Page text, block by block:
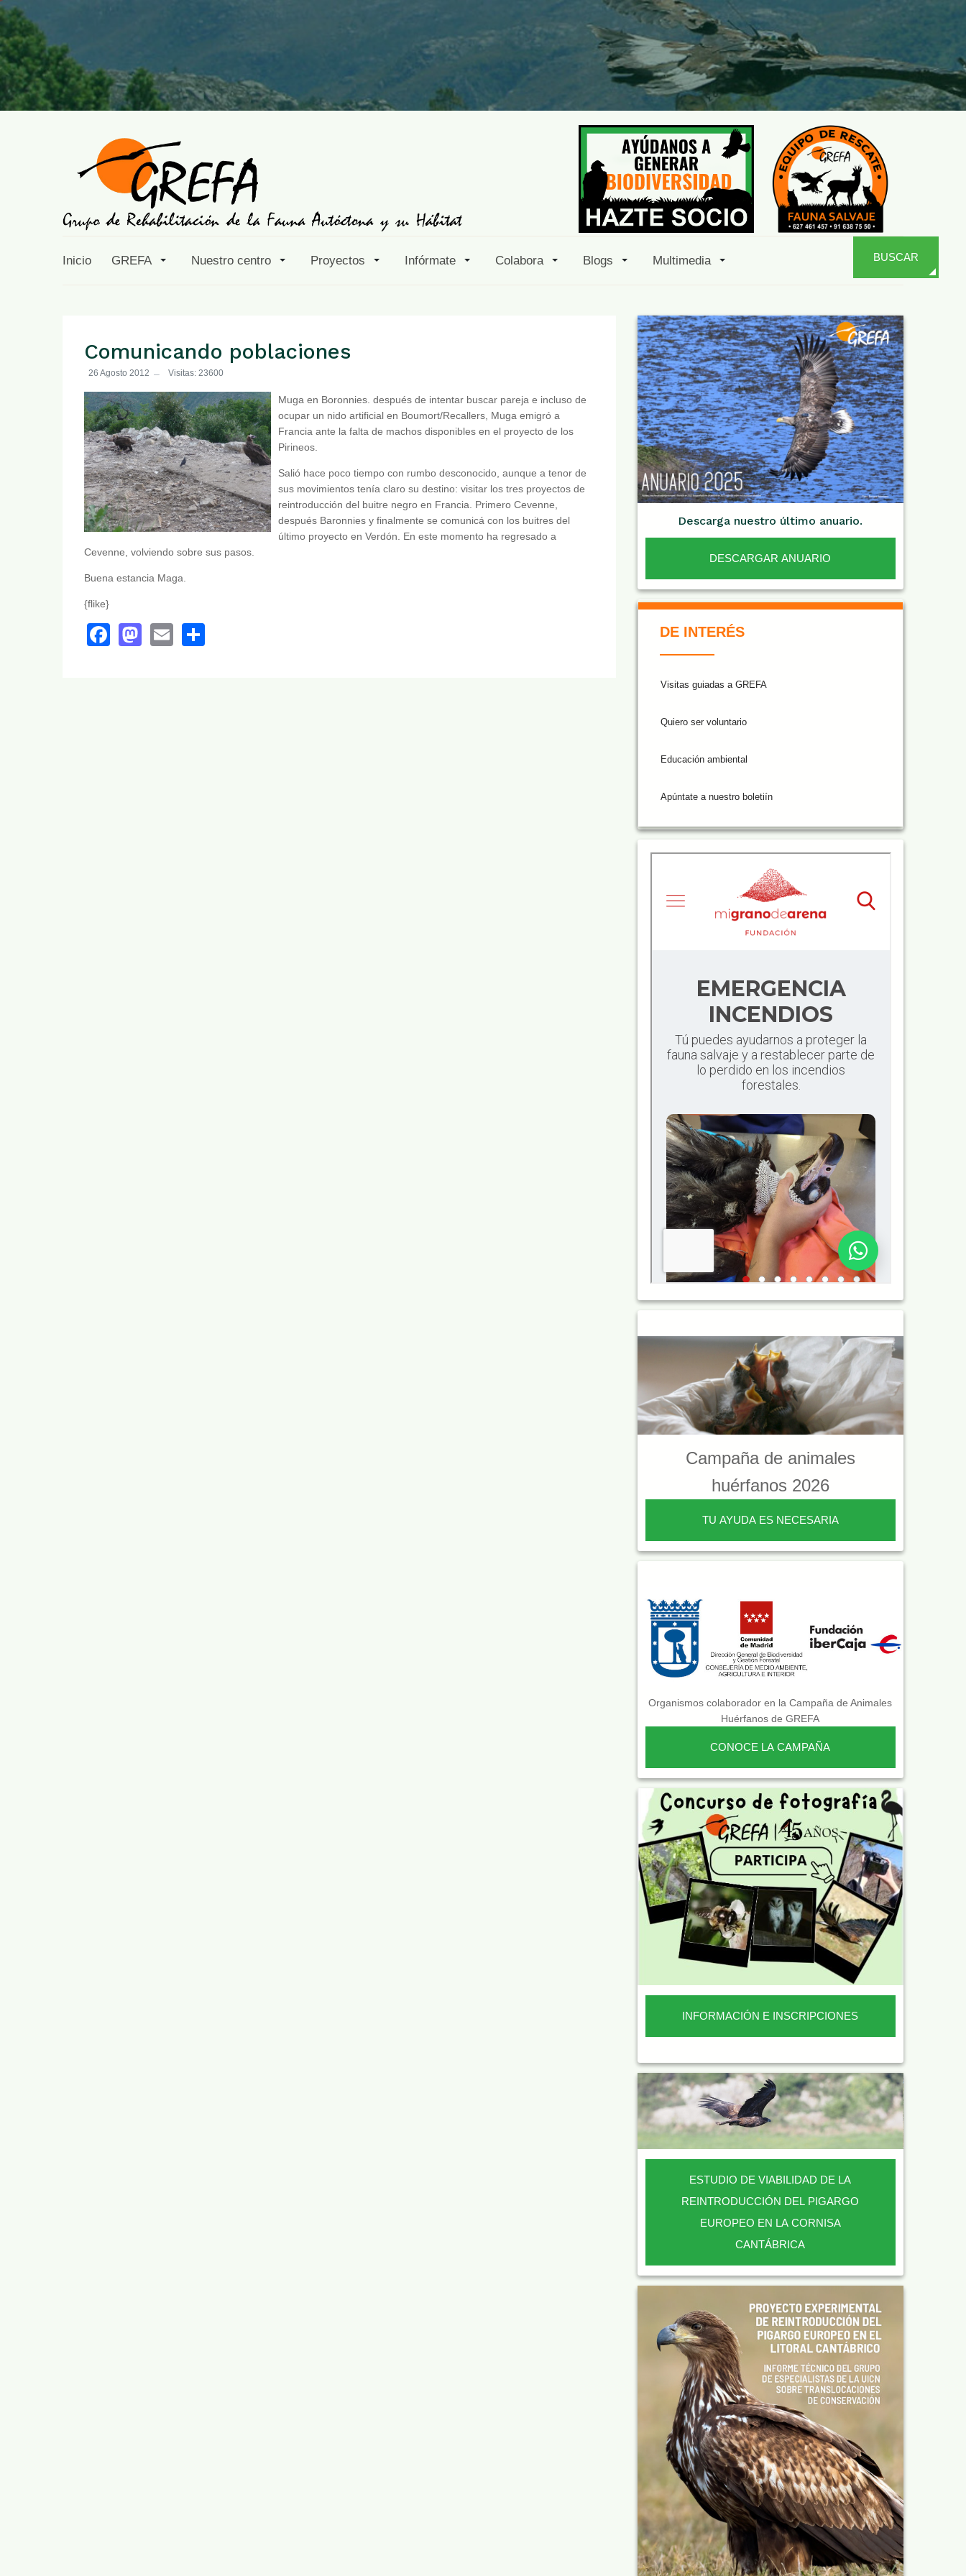
Inicio GREFA Nuestro centro Proyectos Infórmate Colabora Blogs Multimedia BUSCAR
Comunicando poblaciones
26 Agosto 2012 Visitas: 23600
Muga en Boronnies. después de intentar buscar pareja e incluso de
ocupar un nido artificial en Boumort/Recallers, Muga emigró a
Francia ante la falta de machos disponibles en el proyecto de los
Pirineos.
Salió hace poco tiempo con rumbo desconocido, aunque a tenor de
sus movimientos tenía claro su destino: visitar los tres proyectos de
reintroducción del buitre negro en Francia. Primero Cevenne,
después Baronnies y finalmente se comunicá con los buitres del
último proyecto en Verdón. En este momento ha regresado a
Cevenne, volviendo sobre sus pasos.
Buena estancia Maga.
{flike}
Facebook
Mastodon
Email
Descarga nuestro último anuario.
DESCARGAR ANUARIO
DE INTERÉS
Visitas guiadas a GREFA
Quiero ser voluntario
Educación ambiental
Apúntate a nuestro boletiín
Campaña de animales
huérfanos 2026
TU AYUDA ES NECESARIA
Organismos colaborador en la Campaña de Animales
Huérfanos de GREFA
CONOCE LA CAMPAÑA
INFORMACIÓN E INSCRIPCIONES
ESTUDIO DE VIABILIDAD DE LA
REINTRODUCCIÓN DEL PIGARGO
EUROPEO EN LA CORNISA
CANTÁBRICA